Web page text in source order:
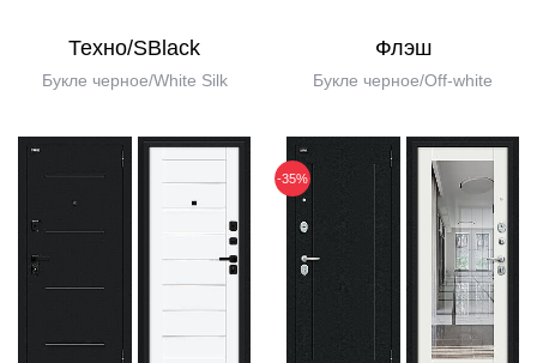
Техно/SBlack
Букле черное/White Silk
Флэш
Букле черное/Off-white
-35%